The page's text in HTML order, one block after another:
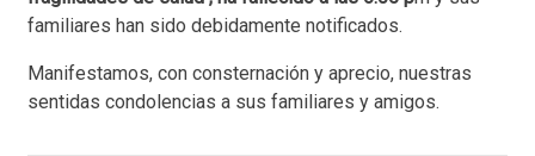
familiares han sido debidamente notificados.
Manifestamos, con consternación y aprecio, nuestras
sentidas condolencias a sus familiares y amigos.